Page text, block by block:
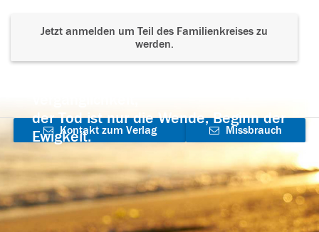
Jetzt anmelden um Teil des Familienkreises zu
werden.
der Tod ist nur die Wende, Beginn der
Ewigkeit.
Kontakt zum Verlag
aufnehmen
Missbrauch